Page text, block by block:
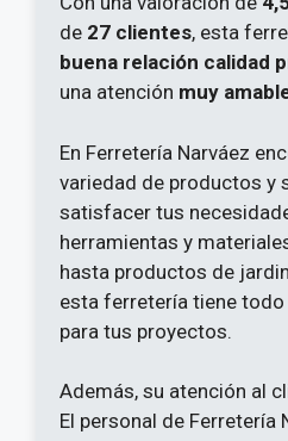
de 27 clientes, esta
buena relación calidad
una atención muy
En Ferretería Narváez
variedad de productos y
satisfacer tus
herramientas y
hasta productos de
esta ferretería tiene
para tus proyectos.
Además, su atención al
El personal de Ferretería